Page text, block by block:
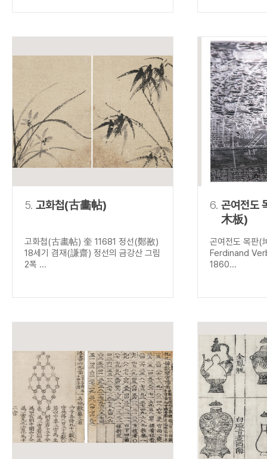
5. 고화첩(古畵帖)
고화첩(古畵帖) 奎 11681 정선(鄭敾)
18세기 겸재(謙齋) 정선의 금강산 그림
2폭 ...
6. 곤여전도
木板)
곤여전도 목판
Ferdinand
1860...